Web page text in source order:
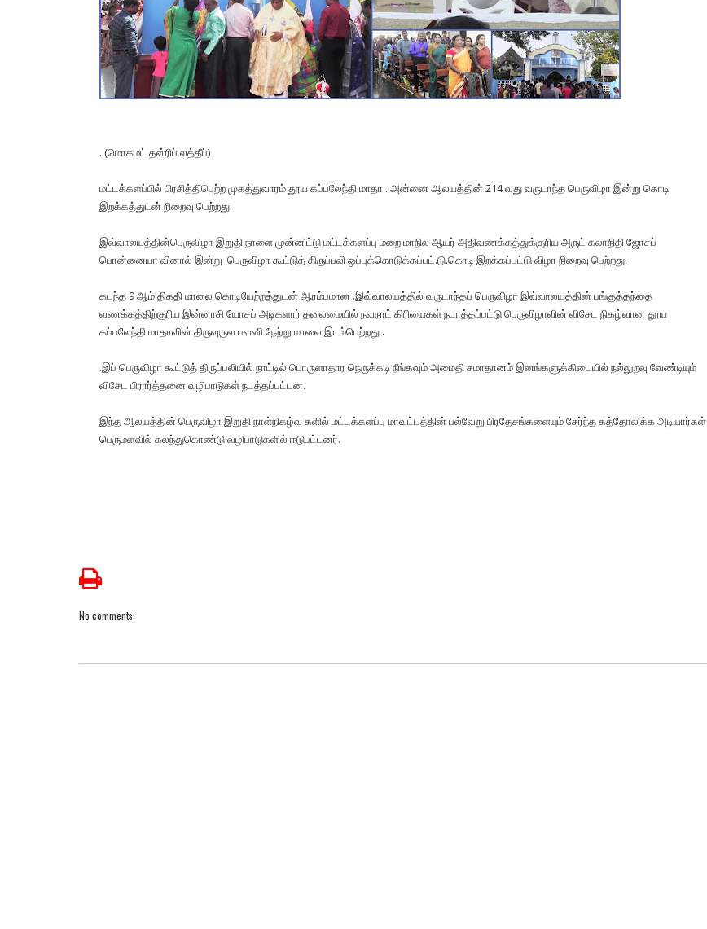
. (மொகமட் தஸ்ரிப் லத்தீப்)
மட்டக்களப்பில் பிரசித்திபெற்ற முகத்துவாரம் தூய கப்பலேந்தி மாதா . அன்னை ஆலயத்தின் 214 வது வருடாந்த பெருவிழா இன்று கொடி
இறக்கத்துடன் நிறைவு பெற்றது.
இவ்வாலயத்தின்பெருவிழா இறுதி நாளை முன்னிட்டு மட்டக்களப்பு மறை மாநில ஆயர் அதிவணக்கத்துக்குரிய அருட் கலாநிதி ஜோசப்
பொன்னையா வினால் இன்று .பெருவிழா கூட்டுத் திருப்பலி ஒப்புக்கொடுக்கப்பட்.டு.கொடி இறக்கப்பட்டு விழா நிறைவு பெற்றது.
கடந்த 9 ஆம் திகதி மாலை கொடியேற்றத்துடன் ஆரம்பமான .இவ்வாலயத்தில் வருடாந்தப் பெருவிழா இவ்வாலயத்தின் பங்குத்தந்தை
வணக்கத்திற்குரிய இன்னாசி யோசப் அடிகளார் தலைமையில் நவநாட் கிரியைகள் நடாத்தப்பட்டு பெருவிழாவின் விசேட நிகழ்வான தூய
கப்பலேந்தி மாதாவின் திருவுருவ பவனி நேற்று மாலை இடம்பெற்றது .
.இப் பெருவிழா கூட்டுத் திருப்பலியில் நாட்டில் பொருளாதார நெருக்கடி நீங்கவும் அமைதி சமாதானம் இனங்களுக்கிடையில் நல்லுறவு வேண்டியும்
விசேட பிரார்த்தனை வழிபாடுகள் நடத்தப்பட்டன.
இந்த ஆலயத்தின் பெருவிழா இறுதி நாள்நிகழ்வு களில் மட்டக்களப்பு மாவட்டத்தின் பல்வேறு பிரதேசங்களையும் சேர்ந்த கத்தோலிக்க அடியார்கள்
பெருமளவில் கலந்துகொண்டு வழிபாடுகளில் ஈடுபட்டனர்.
No comments: